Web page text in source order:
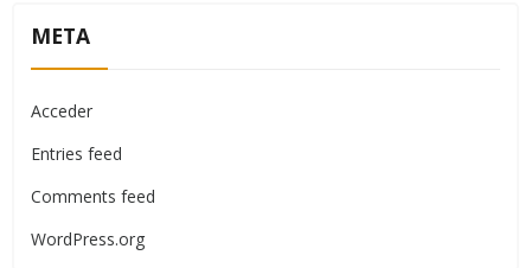
META
Acceder
Entries feed
Comments feed
WordPress.org